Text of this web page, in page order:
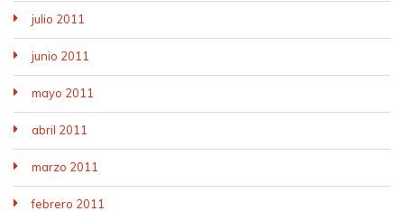
julio 2011
junio 2011
mayo 2011
abril 2011
marzo 2011
febrero 2011